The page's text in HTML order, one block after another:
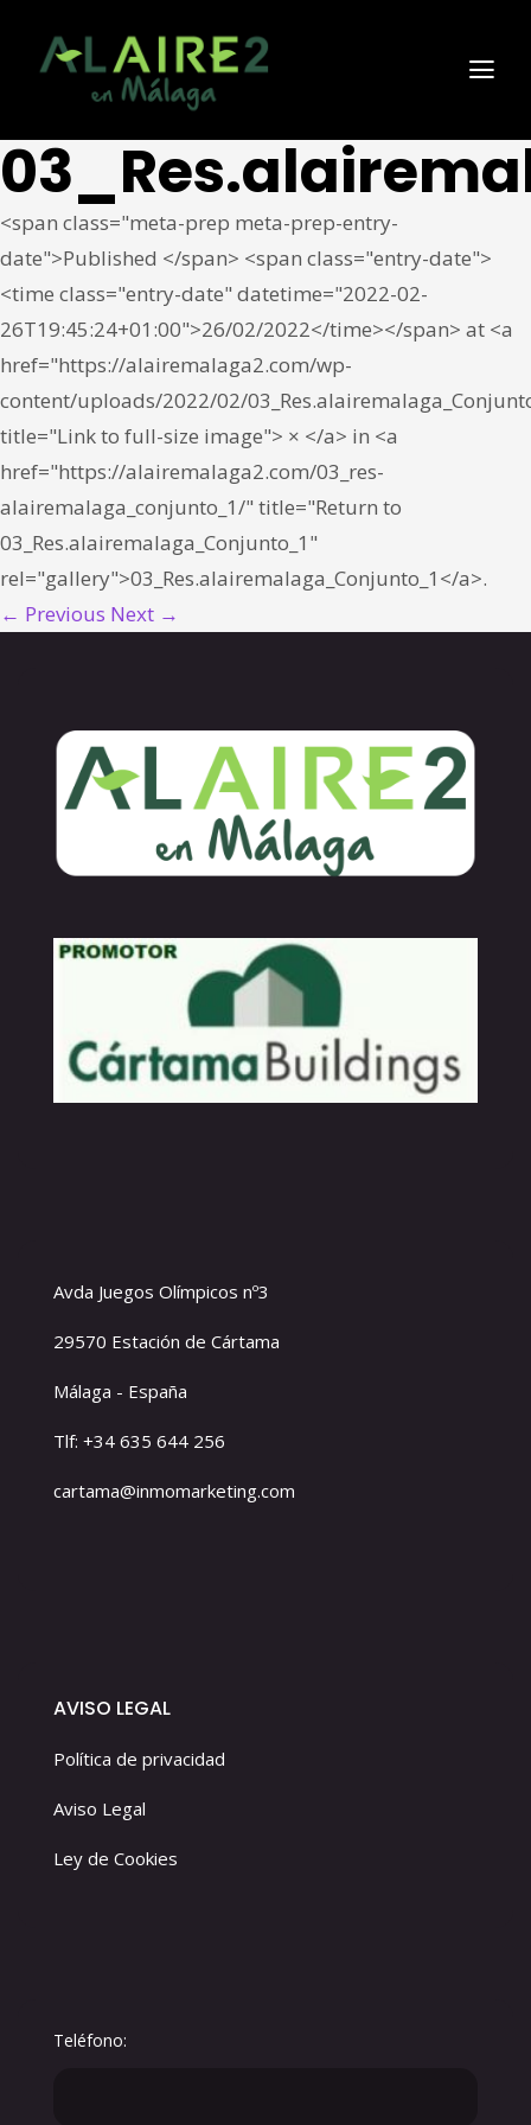
<span class="meta-prep meta-prep-entry-
date">Published </span> <span class="entry-date">
<time class="entry-date" datetime="2022-02-
26T19:45:24+01:00">26/02/2022</time></span> at <a
href="https://alairemalaga2.com/wp-
content/uploads/2022/02/
title="Link to full-size image"> × </a> in <a
href="https://alairemalaga2.com/03_res-
alairemalaga_conjunto_1/" title="Return to
03_Res.alairemalaga_Conjunto_1"
rel="gallery">03_Res.alairemalaga_Conjunto_1</a>.
← Previous Next →
Avda Juegos Olímpicos nº3
29570 Estación de Cártama
Málaga - España
Tlf: +34 635 644 256
cartama@inmomarketing.com
AVISO LEGAL
Política de privacidad
Aviso Legal
Ley de Cookies
Teléfono: